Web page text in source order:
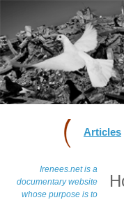
Articles
Irenees.net is a
documentary website
whose purpose is to